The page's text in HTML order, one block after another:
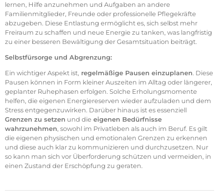
lernen, Hilfe anzunehmen und Aufgaben an andere
Familienmitglieder, Freunde oder professionelle Pflegekräfte
abzugeben. Diese Entlastung ermöglicht es, sich selbst mehr
Freiraum zu schaffen und neue Energie zu tanken, was langfristig
zu einer besseren Bewältigung der Gesamtsituation beiträgt.
Selbstfürsorge und Abgrenzung:
Ein wichtiger Aspekt ist, regelmäßige Pausen einzuplanen. Diese
Pausen können in Form kleiner Auszeiten im Alltag oder längerer,
geplanter Ruhephasen erfolgen. Solche Erholungsmomente
helfen, die eigenen Energiereserven wieder aufzuladen und dem
Stress entgegenzuwirken. Darüber hinaus ist es essenziell
Grenzen zu setzen und die eigenen Bedürfnisse
wahrzunehmen, sowohl im Privatleben als auch im Beruf. Es gilt
die eigenen physischen und emotionalen Grenzen zu erkennen
und diese auch klar zu kommunizieren und durchzusetzen. Nur
so kann man sich vor Überforderung schützen und vermeiden, in
einen Zustand der Erschöpfung zu geraten.